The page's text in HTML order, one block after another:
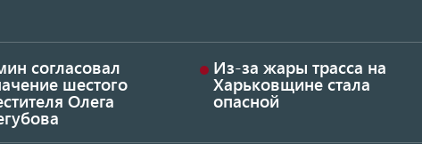
согласовал
шестого
Олега
Из-за жары трасса на
Харьковщине стала
опасной